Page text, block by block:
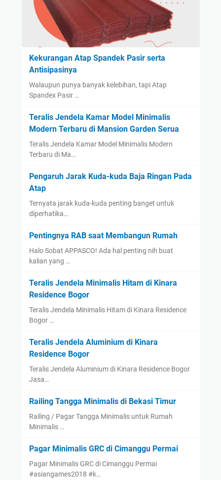
Kekurangan Atap Spandek Pasir serta
Antisipasinya
Walaupun punya banyak kelebihan, tapi Atap
Spandex Pasir …
Teralis Jendela Kamar Model Minimalis
Modern Terbaru di Mansion Garden Serua
Teralis Jendela Kamar Model Minimalis Modern
Terbaru di Ma…
Pengaruh Jarak Kuda-kuda Baja Ringan Pada
Atap
Ternyata jarak kuda-kuda penting banget untuk
diperhatika…
Pentingnya RAB saat Membangun Rumah
Halo Sobat APPASCO! Ada hal penting nih buat
kalian yang …
Teralis Jendela Minimalis Hitam di Kinara
Residence Bogor
Teralis Jendela Minimalis Hitam di Kinara Residence
Bogor …
Teralis Jendela Aluminium di Kinara
Residence Bogor
Teralis Jendela Aluminium di Kinara Residence Bogor
Jasa…
Railing Tangga Minimalis di Bekasi Timur
Railing / Pagar Tangga Minimalis untuk Rumah
Minimalis …
Pagar Minimalis GRC di Cimanggu Permai
Pagar Minimalis GRC di Cimanggu Permai
#asiangames2018 #k…